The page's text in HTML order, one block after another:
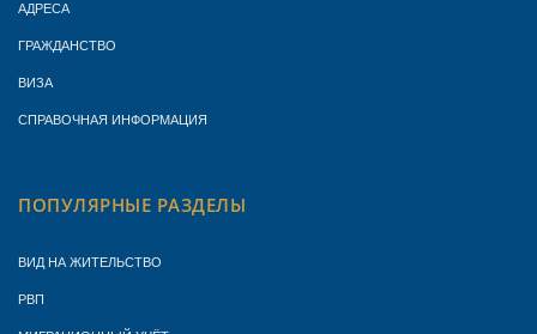
АДРЕСА
ГРАЖДАНСТВО
ВИЗА
СПРАВОЧНАЯ ИНФОРМАЦИЯ
ПОПУЛЯРНЫЕ РАЗДЕЛЫ
ВИД НА ЖИТЕЛЬСТВО
РВП